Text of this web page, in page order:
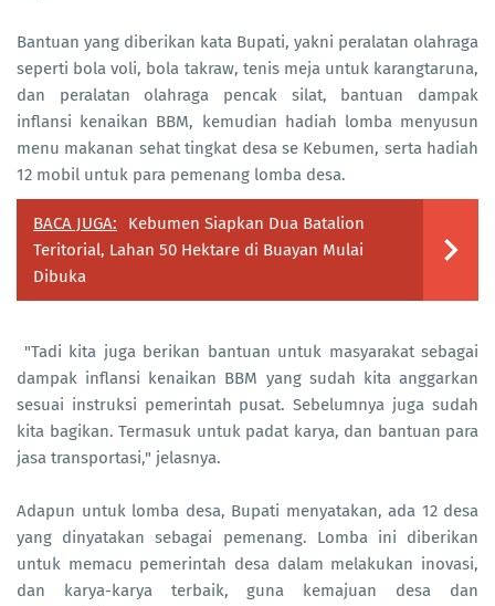
Bantuan yang diberikan kata Bupati, yakni peralatan olahraga
seperti bola voli, bola takraw, tenis meja untuk karangtaruna,
dan peralatan olahraga pencak silat, bantuan dampak
inflansi kenaikan BBM, kemudian hadiah lomba menyusun
menu makanan sehat tingkat desa se Kebumen, serta hadiah
12 mobil untuk para pemenang lomba desa.
BACA JUGA:
Kebumen Siapkan Dua Batalion
Teritorial, Lahan 50 Hektare di Buayan Mulai
Dibuka
"Tadi kita juga berikan bantuan untuk masyarakat sebagai
dampak inflansi kenaikan BBM yang sudah kita anggarkan
sesuai instruksi pemerintah pusat. Sebelumnya juga sudah
kita bagikan. Termasuk untuk padat karya, dan bantuan para
jasa transportasi," jelasnya.
Adapun untuk lomba desa, Bupati menyatakan, ada 12 desa
yang dinyatakan sebagai pemenang. Lomba ini diberikan
untuk memacu pemerintah desa dalam melakukan inovasi,
dan karya-karya terbaik, guna kemajuan desa dan